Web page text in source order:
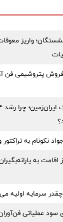
نکونام به
به
سرمایه اولیه